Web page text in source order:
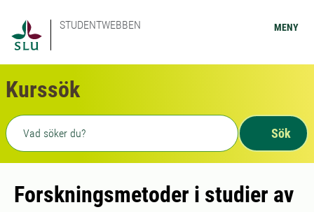
STUDENTWEBBEN MENY
Kurssök
Fritext sökning
Sök
Forskningsmetoder i studier av